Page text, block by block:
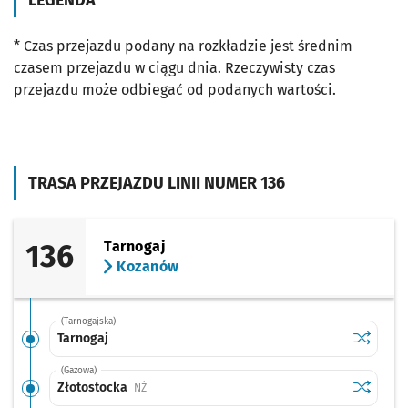
TRASA PRZEJAZDU LINII NUMER 136
136
Tarnogaj
Kozanów
(Tarnogajska)
Tarnogaj Sprawdź
Tarnogaj
(Gazowa)
Złotostocka NŻPrzystanek na życzenie Sprawdź
* Czas przejazdu podany na rozkładzie jest średnim
czasem przejazdu w ciągu dnia. Rzeczywisty czas
przejazdu może odbiegać od podanych wartości.